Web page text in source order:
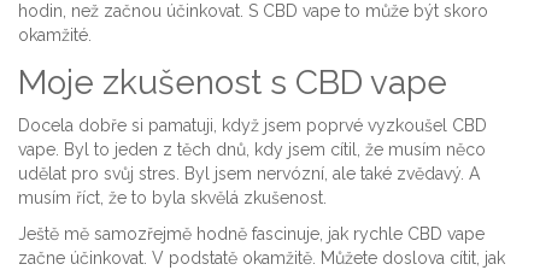
hodin, než začnou účinkovat. S CBD vape to může být skoro
okamžité.
Moje zkušenost s CBD vape
Docela dobře si pamatuji, když jsem poprvé vyzkoušel CBD
vape. Byl to jeden z těch dnů, kdy jsem cítil, že musím něco
udělat pro svůj stres. Byl jsem nervózní, ale také zvědavý. A
musím říct, že to byla skvělá zkušenost.
Ještě mě samozřejmě hodně fascinuje, jak rychle CBD vape
začne účinkovat. V podstatě okamžitě. Můžete doslova cítit, jak